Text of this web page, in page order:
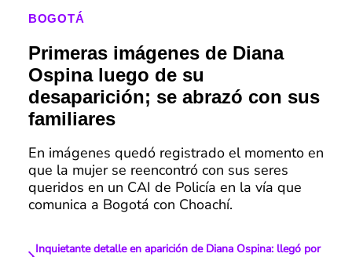
BOGOTÁ
Primeras imágenes de Diana
Ospina luego de su
desaparición; se abrazó con sus
familiares
En imágenes quedó registrado el momento en
que la mujer se reencontró con sus seres
queridos en un CAI de Policía en la vía que
comunica a Bogotá con Choachí.
Inquietante detalle en aparición de Diana Ospina: llegó por